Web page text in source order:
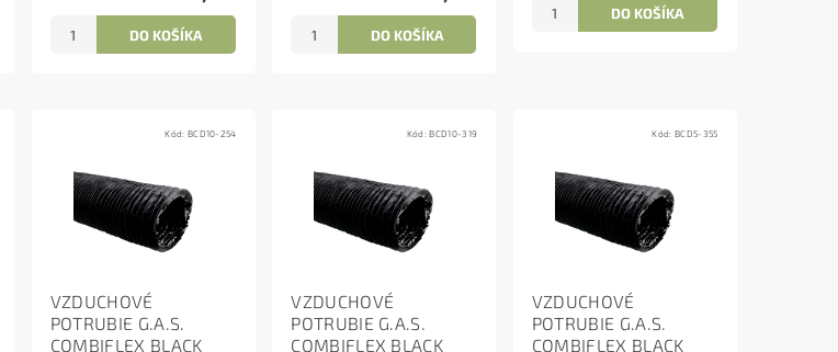
Kód: BCD10-254
VZDUCHOVÉ
POTRUBIE G.A.S.
COMBIFLEX BLACK
Kód:BCD10-319
VZDUCHOVÉ
POTRUBIE G.A.S.
COMBIFLEX BLACK
Kód:BCD5-355
VZDUCHOVÉ
POTRUBIE G.A.S.
COMBIFLEX BLACK